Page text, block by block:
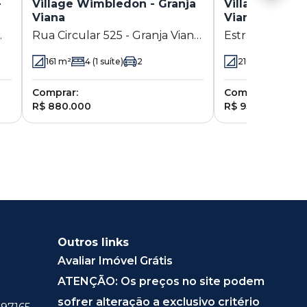
Village Wimbledon - Granja
Viana
Rua Circular 525 - Granja Viana
161 m² 4 (1 suíte) 2
Comprar:
R$ 880.000
Villaggio da
Viana
Estr. dos
210
Comprar:
R$ 950.000
Outros links
Avaliar Imóvel Grátis
ATENÇÃO: Os preços no site podem
sofrer alteração a exclusivo critério